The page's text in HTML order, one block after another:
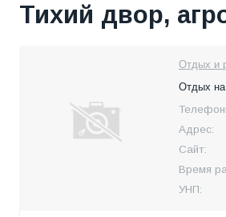
Тихий двор,
Отдых и
Отдых
Адрес:
Сайт:
Время
УНП: